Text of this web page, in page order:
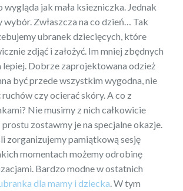
jak mała ksiezniczka. Jednak
Zwłaszcza na co dzień… Tak
ubranek dziecięcych, które
zdjąć i założyć. Im mniej zbędnych
lepiej. Dobrze zaprojektowana odzież
być przede wszystkim wygodna, nie
czy ocierać skóry. A co z
Nie musimy z nich całkowicie
zostawmy je na specjalne okazje.
zorganizujemy pamiątkową sesję
momentach możemy odrobinę
Bardzo modne w ostatnich
dla mamy i dziecka . W tym